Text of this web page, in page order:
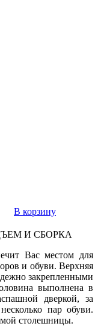
В корзину
И СБОРКА
Вас местом для
и обуви. Верхняя
закрепленными
выполнена в
дверкой, за
пар обуви.
столешницы.